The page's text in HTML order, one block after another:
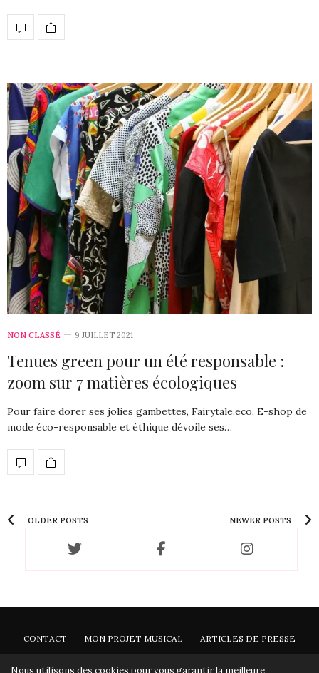
NON CLASSÉ 9 JUILLET 2021
Tenues green pour un été responsable :
zoom sur 7 matières écologiques
Pour faire dorer ses jolies gambettes, Fairytale.eco, E-shop de
mode éco-responsable et éthique dévoile ses…
OLDER POSTS NEWER POSTS
CONTACT MON PROJET MUSICAL ARTICLES DE PRESSE
Nous utilisons des cookies pour vous garantir la meilleure